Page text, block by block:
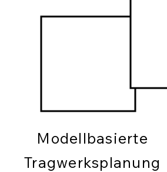
Modellbasierte
Tragwerksplanung